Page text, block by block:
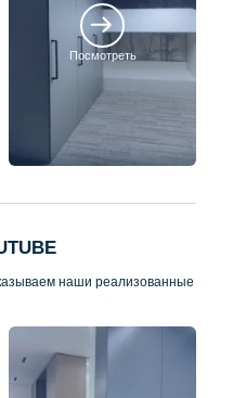
Посмотреть
наши реализованные